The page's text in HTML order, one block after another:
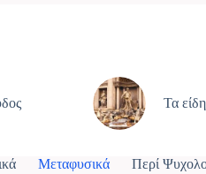
Τα
Μεταφυσικά Περί